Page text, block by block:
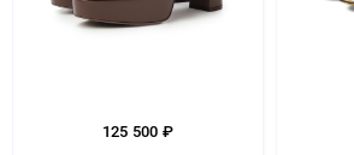
125 500 ₽